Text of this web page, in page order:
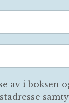
av i boksen